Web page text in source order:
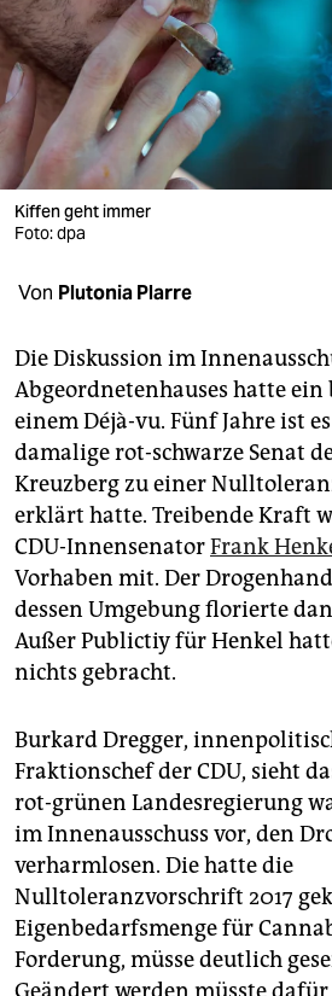
nord
wahrheit
verlag
verlag
veranstaltungen
shop
unterstützen
abo
genossenschaft
epaper login
Kiffen geht immer
Foto: dpa
Von Plutonia Plarre
Die Diskussion im
Abgeordnetenhauses hatte ein
einem Déjà-vu. Fünf Jahre ist
damalige rot-schwarze Senat
Kreuzberg zu einer
erklärt hatte. Treibende Kraft
CDU-InnensenatorFrank
Vorhaben mit. Der
dessen Umgebung florierte
Außer Publictiy für Henkel
nichts gebracht.
Burkard Dregger,
Fraktionschef der CDU, sieht
rot-grünen Landesregierung
im Innenausschuss vor, den
verharmlosen. Die hatte die
Nulltoleranzvorschrift 2017
Eigenbedarfsmenge für
Forderung, müsse deutlich